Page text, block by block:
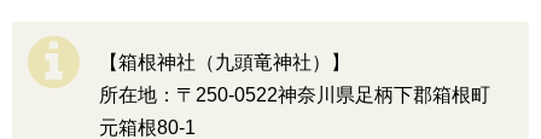
【箱根神社（九頭竜神社）】
所在地：〒250-0522神奈川県足柄下郡箱根町
元箱根80-1